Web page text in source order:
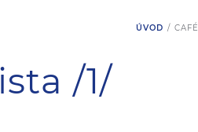
ÚVOD /
/1/